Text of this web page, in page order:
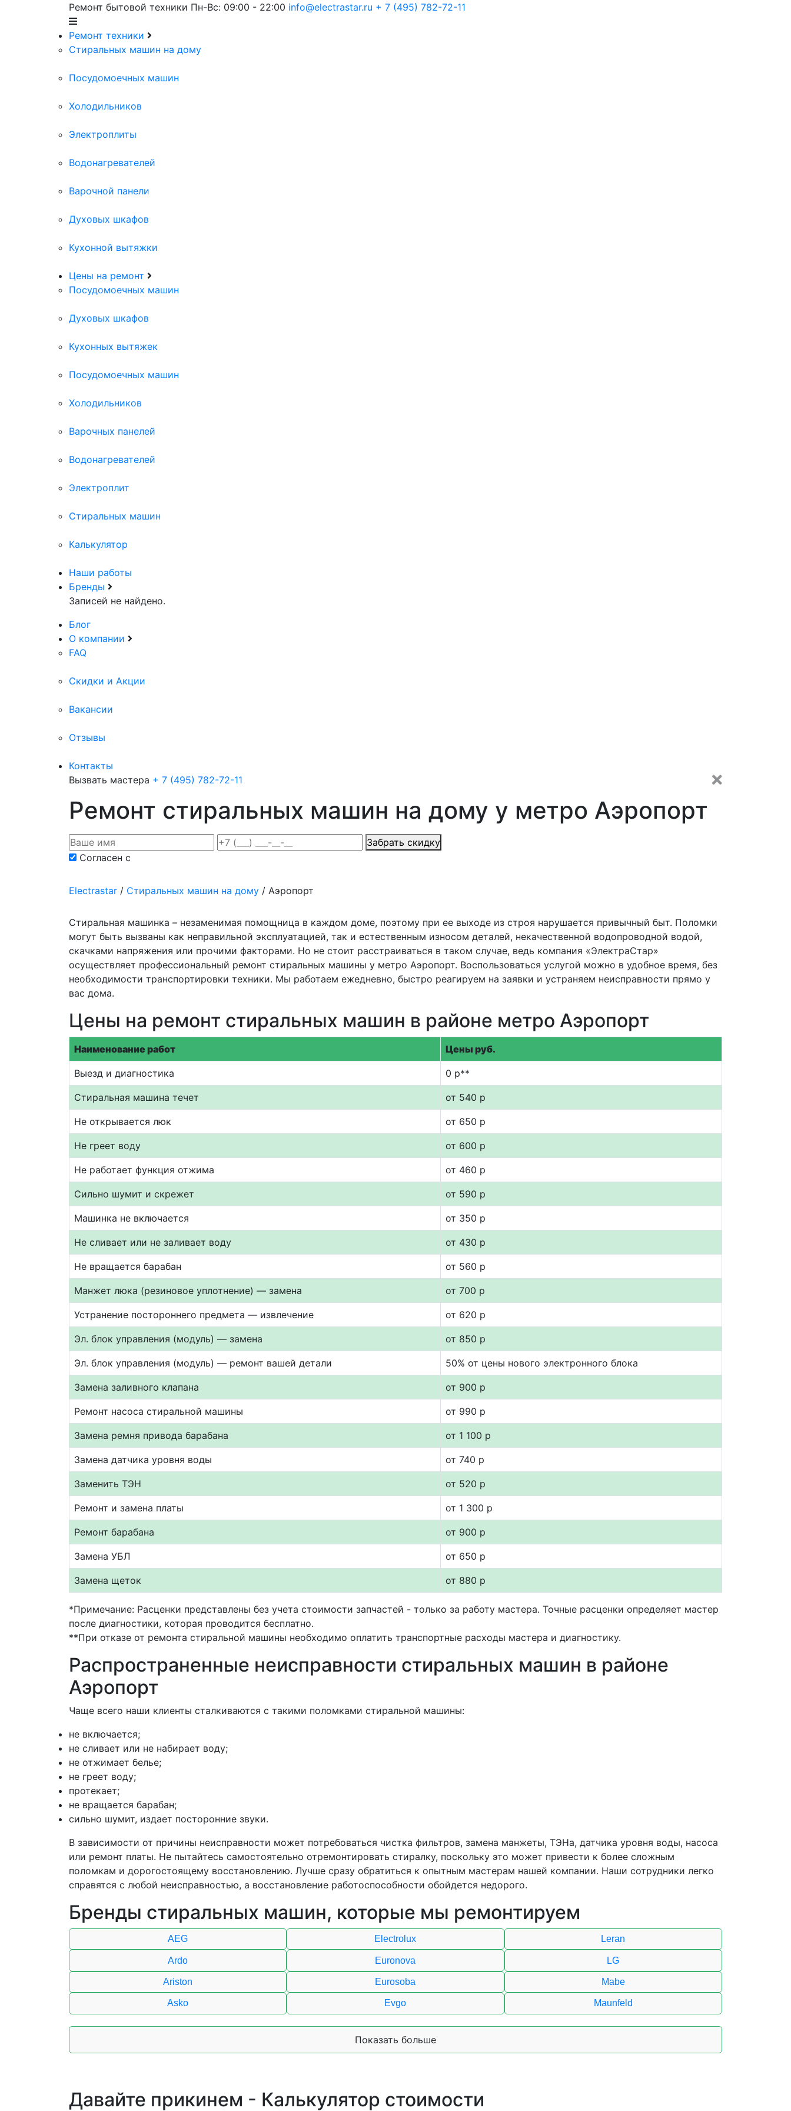
Ремонт бытовой техники Пн-Вс: 09:00 - 22:00 info@electrastar.ru + 7 (495) 782-72-11
Ремонт техники
Cтиральных машин на дому
Посудомоечных машин
Холодильников
Электроплиты
Водонагревателей
Варочной панели
Духовых шкафов
Кухонной вытяжки
Цены на ремонт
Посудомоечных машин
Духовых шкафов
Кухонных вытяжек
Посудомоечных машин
Холодильников
Варочных панелей
Водонагревателей
Электроплит
Стиральных машин
Калькулятор
Наши работы
Бренды
Записей не найдено.
Блог
О компании
FAQ
Скидки и Акции
Вакансии
Отзывы
Контакты
Вызвать мастера + 7 (495) 782-72-11
Ремонт стиральных машин на дому у метро Аэропорт
Забрать скидку
Согласен с
Electrastar / Cтиральных машин на дому / Аэропорт
Стиральная машинка – незаменимая помощница в каждом доме, поэтому при ее выходе из строя нарушается привычный быт. Поломки
могут быть вызваны как неправильной эксплуатацией, так и естественным износом деталей, некачественной водопроводной водой,
скачками напряжения или прочими факторами. Но не стоит расстраиваться в таком случае, ведь компания «ЭлектраСтар»
осуществляет профессиональный ремонт стиральных машины у метро Аэропорт. Воспользоваться услугой можно в удобное время, без
необходимости транспортировки техники. Мы работаем ежедневно, быстро реагируем на заявки и устраняем неисправности прямо у
вас дома.
Цены на ремонт стиральных машин в районе метро Аэропорт
Наименование работ Цены руб.
Выезд и диагностика 0 р**
Стиральная машина течет от 540 р
Не открывается люк от 650 р
Не греет воду от 600 р
Не работает функция отжима от 460 р
Сильно шумит и скрежет от 590 р
Машинка не включается от 350 р
Не сливает или не заливает воду от 430 р
Не вращается барабан от 560 р
Манжет люка (резиновое уплотнение) — замена от 700 р
Устранение постороннего предмета — извлечение от 620 р
Эл. блок управления (модуль) — замена от 850 р
Эл. блок управления (модуль) — ремонт вашей детали 50% от цены нового электронного блока
Замена заливного клапана от 900 р
Ремонт насоса стиральной машины от 990 р
Замена ремня привода барабана от 1 100 р
Замена датчика уровня воды от 740 р
Заменить ТЭН от 520 р
Ремонт и замена платы от 1 300 р
Ремонт барабана от 900 р
Замена УБЛ от 650 р
Замена щеток от 880 р
*Примечание: Расценки представлены без учета стоимости запчастей - только за работу мастера. Точные расценки определяет мастер
после диагностики, которая проводится бесплатно.
**При отказе от ремонта стиральной машины необходимо оплатить транспортные расходы мастера и диагностику.
Распространенные неисправности стиральных машин в районе
Аэропорт
Чаще всего наши клиенты сталкиваются с такими поломками стиральной машины:
не включается;
не сливает или не набирает воду;
не отжимает белье;
не греет воду;
протекает;
не вращается барабан;
сильно шумит, издает посторонние звуки.
В зависимости от причины неисправности может потребоваться чистка фильтров, замена манжеты, ТЭНа, датчика уровня воды, насоса
или ремонт платы. Не пытайтесь самостоятельно отремонтировать стиралку, поскольку это может привести к более сложным
поломкам и дорогостоящему восстановлению. Лучше сразу обратиться к опытным мастерам нашей компании. Наши сотрудники легко
справятся с любой неисправностью, а восстановление работоспособности обойдется недорого.
Бренды стиральных машин, которые мы ремонтируем
AEG
Ardo
Ariston
Asko
Electrolux
Euronova
Eurosoba
Evgo
Leran
LG
Mabe
Maunfeld
Показать больше
Давайте прикинем - Калькулятор стоимости